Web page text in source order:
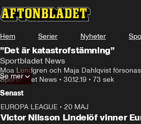
Hem Serier Nyheter
”Det är katastrofstämning”
Sportbladet News
Moa Lundgren och Maja Dahlqvist
Sportbladet News • 30.12.19 • 73 sek
Se mer
Senast
EUROPA LEAGUE • 20 MAJ
Victor Nilsson Lindelöf vinner